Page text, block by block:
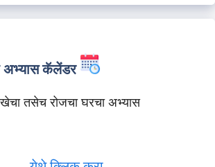
अभ्यास कॅलेंडर
तसेच रोजचा घरचा अभ्यास